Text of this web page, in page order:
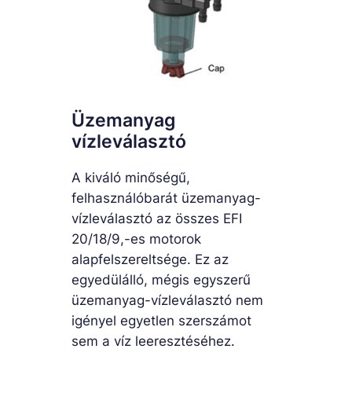
Üzemanyag
vízleválasztó
A kiváló minőségű,
felhasználóbarát üzemanyag-
vízleválasztó az összes EFI
20/18/9,-es motorok
alapfelszereltsége. Ez az
egyedülálló, mégis egyszerű
üzemanyag-vízleválasztó nem
igényel egyetlen szerszámot
sem a víz leeresztéséhez.